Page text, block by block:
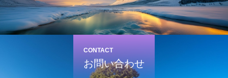
CONTACT
お問い合わせ